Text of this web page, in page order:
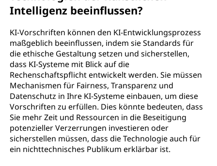
Intelligenz beeinflussen?
KI-Vorschriften können den KI-Entwicklungsprozess
maßgeblich beeinflussen, indem sie Standards für
die ethische Gestaltung setzen und sicherstellen,
dass KI-Systeme mit Blick auf die
Rechenschaftspflicht entwickelt werden. Sie müssen
Mechanismen für Fairness, Transparenz und
Datenschutz in Ihre KI-Systeme einbauen, um diese
Vorschriften zu erfüllen. Dies könnte bedeuten, dass
Sie mehr Zeit und Ressourcen in die Beseitigung
potenzieller Verzerrungen investieren oder
sicherstellen müssen, dass die Technologie auch für
ein nichttechnisches Publikum erklärbar ist.